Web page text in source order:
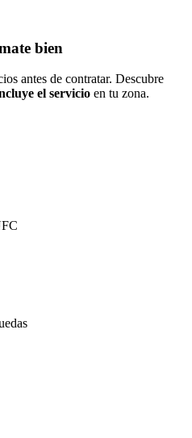
bien
antes de contratar. Descubre
el servicio en tu zona.